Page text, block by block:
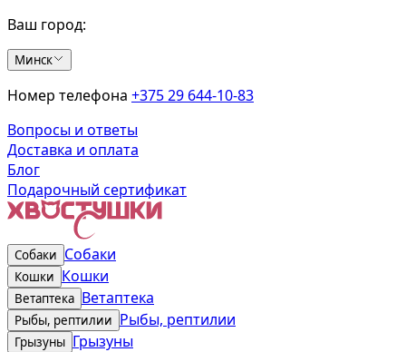
Ваш город:
Минск
Номер телефона +375 29 644-10-83
Вопросы и ответы
Доставка и оплата
Блог
Подарочный сертификат
Собаки Собаки
Кошки Кошки
Ветаптека Ветаптека
Рыбы, рептилии Рыбы, рептилии
Грызуны Грызуны